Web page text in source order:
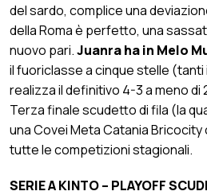
del sardo, complice una
della Roma è perfetto, una
nuovo pari.Juanra ha in Melo
il fuoriclasse a cinque stelle
realizza il definitivo 4-3 a meno di
Terza finale scudetto di fila (la
una Covei Meta Catania Bricocity
tutte le competizioni stagionali.
SERIE A KINTO – PLAYOFF